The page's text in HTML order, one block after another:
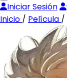
Iniciar Sesión
Inicio / Película /